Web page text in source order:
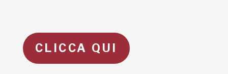
CLICCA QUI